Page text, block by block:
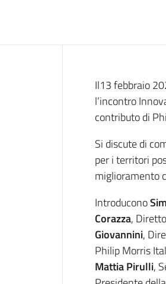
Cos'è
Il13 febbraio
l’incontro
contributo di
Si discute di
per i territori
miglioramento
Introducono
Corazza,
Giovannini,
Philip Morris
Mattia Pirulli,